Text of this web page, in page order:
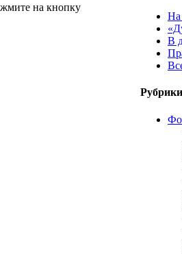
На
В
Рубрики
на кнопку